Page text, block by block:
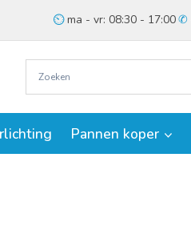
ma - vr: 08:30 - 17:00
Pannen koper